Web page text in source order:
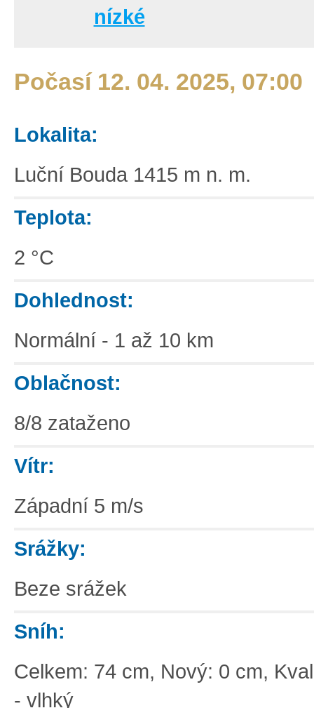
nízké
Počasí 12. 04. 2025, 07:00
Lokalita:
Luční Bouda 1415 m n. m.
Teplota:
2 °C
Dohlednost:
Normální - 1 až 10 km
Oblačnost:
8/8 zataženo
Vítr:
Západní 5 m/s
Srážky:
Beze srážek
Sníh:
Celkem: 74 cm, Nový: 0 cm,
- vlhký